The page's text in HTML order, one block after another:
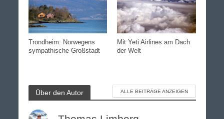
Trondheim: Norwegens
sympathische Großstadt
Mit Yeti Airlines am Dach
der Welt
Über den Autor ALLE BEITRÄGE ANZEIGEN